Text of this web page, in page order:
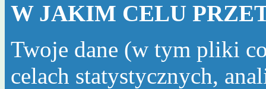
W JAKIM CELU
Twoje dane (w tym pliki
celach statystycznych,